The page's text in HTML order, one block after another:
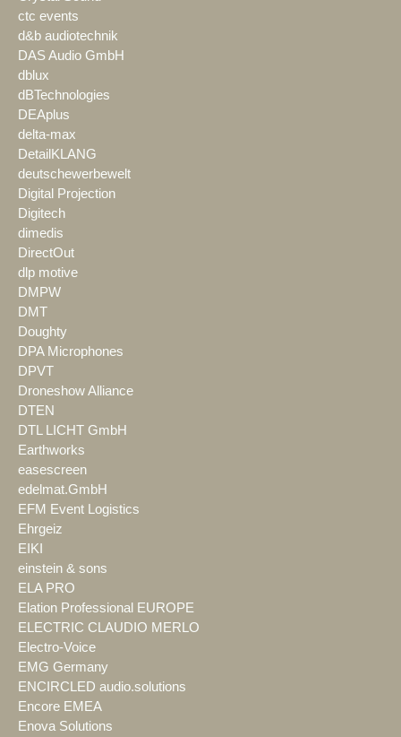
ctc events
d&b audiotechnik
DAS Audio GmbH
dblux
dBTechnologies
DEAplus
delta-max
DetailKLANG
deutschewerbewelt
Digital Projection
Digitech
dimedis
DirectOut
dlp motive
DMPW
DMT
Doughty
DPA Microphones
DPVT
Droneshow Alliance
DTEN
DTL LICHT GmbH
Earthworks
easescreen
edelmat.GmbH
EFM Event Logistics
Ehrgeiz
EIKI
einstein & sons
ELA PRO
Elation Professional EUROPE
ELECTRIC CLAUDIO MERLO
Electro-Voice
EMG Germany
ENCIRCLED audio.solutions
Encore EMEA
Enova Solutions